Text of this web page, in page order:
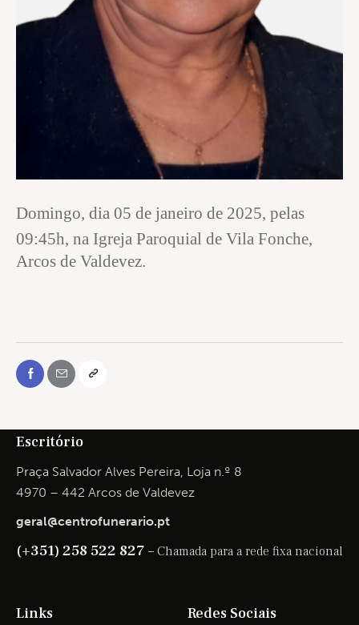
Domingo, dia 05 de janeiro de 2025, pelas
09:45h, na Igreja Paroquial de Vila Fonche,
Arcos de Valdevez.
Escritório
Praça Salvador Alves Pereira, Loja n.º 8
4970 – 442 Arcos de Valdevez
geral@centrofunerario.pt
(+351) 258 522 827 – Chamada para a rede fixa nacional
Links Redes Sociais